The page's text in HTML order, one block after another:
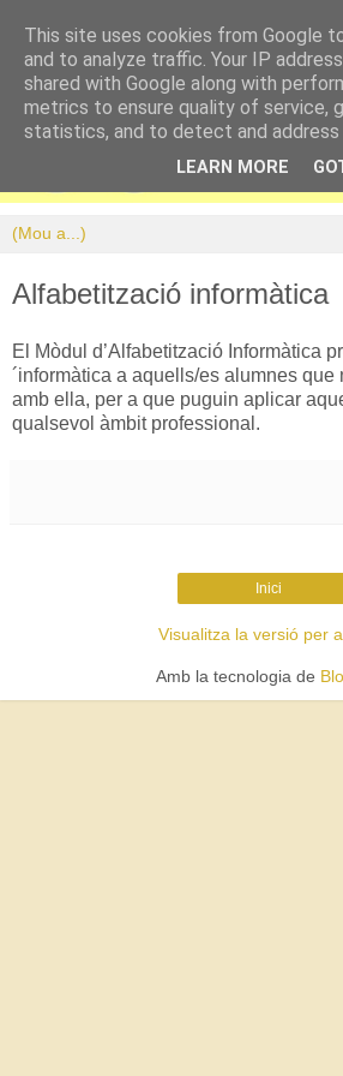
Alfabetització informàtica
El Mòdul d’Alfabetització Informàtica
´informàtica a aquells/es alumnes
amb ella, per a que puguin aplicar
qualsevol àmbit professional.
Inici
Visualitza la versió per
Amb la tecnologia de
This site uses cookies from Google
and to analyze traffic. Your IP
shared with Google along with
metrics to ensure quality of service,
statistics, and to detect and address
LEARN MORE